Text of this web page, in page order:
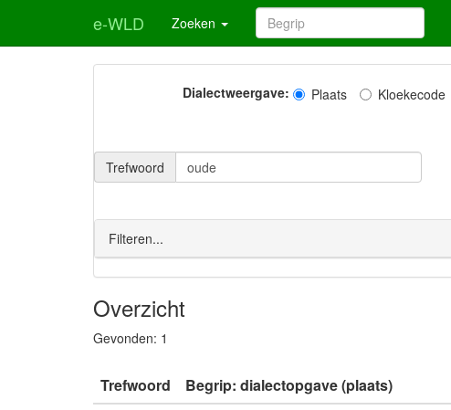
e-WLD Zoeken
Dialectweergave: Plaats Kloekecode
Trefwoord
Filteren...
Overzicht
Gevonden: 1
Trefwoord Begrip: dialectopgave (plaats)